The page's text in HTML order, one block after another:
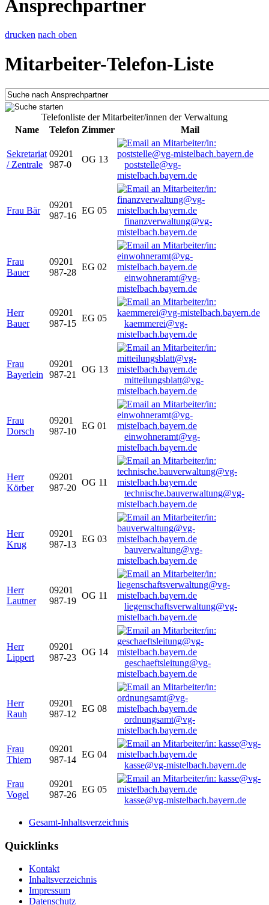
Ansprechpartner
drucken nach oben
Mitarbeiter-Telefon-Liste
Telefonliste der Mitarbeiter/innen der Verwaltung
Name
Telefon Zimmer Mail
Sekretariat
/ Zentrale
09201
987-0
OG 13
poststelle@vg-
mistelbach.bayern.de
Frau Bär
09201
987-16
EG 05
finanzverwaltung@vg-
mistelbach.bayern.de
Frau
Bauer
09201
987-28
EG 02
einwohneramt@vg-
mistelbach.bayern.de
Herr
Bauer
09201
987-15
EG 05
kaemmerei@vg-
mistelbach.bayern.de
Frau
Bayerlein
09201
987-21
OG 13
mitteilungsblatt@vg-
mistelbach.bayern.de
Frau
Dorsch
09201
987-10
EG 01
einwohneramt@vg-
mistelbach.bayern.de
Herr
Körber
09201
987-20
OG 11
technische.bauverwaltung@vg-
mistelbach.bayern.de
Herr
Krug
09201
987-13
EG 03
bauverwaltung@vg-
mistelbach.bayern.de
Herr
Lautner
09201
987-19
OG 11
liegenschaftsverwaltung@vg-
mistelbach.bayern.de
Herr
Lippert
09201
987-23
OG 14
geschaeftsleitung@vg-
mistelbach.bayern.de
Herr
Rauh
09201
987-12
EG 08
ordnungsamt@vg-
mistelbach.bayern.de
Frau
Thiem
09201
987-14
EG 04
kasse@vg-mistelbach.bayern.de
Frau
Vogel
09201
987-26
EG 05
kasse@vg-mistelbach.bayern.de
Gesamt-Inhaltsverzeichnis
Quicklinks
Kontakt
Inhaltsverzeichnis
Impressum
Datenschutz